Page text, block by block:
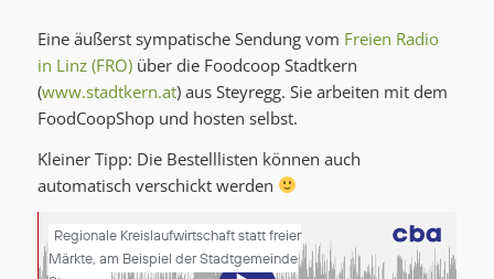
Eine äußerst sympatische Sendung vom Freien Radio
in Linz (FRO)über die Foodcoop Stadtkern
(www.stadtkern.at) aus Steyregg. Sie arbeiten mit dem
FoodCoopShop und hosten selbst.
Kleiner Tipp: Die Bestelllisten können auch
automatisch verschickt werden